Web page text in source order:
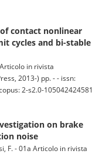
contact nonlinear
cycles and bi-stable
in rivista
2013-) pp. - - issn:
2-s2.0-105042424581
on brake
noise
F. - 01a Articolo in rivista